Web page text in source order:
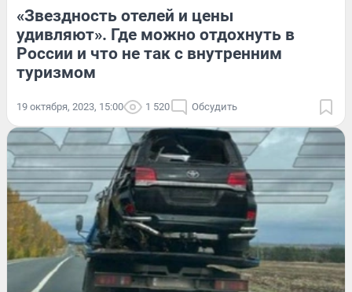
«Звездность отелей и цены
удивляют». Где можно отдохнуть в
России и что не так с внутренним
туризмом
19 октября, 2023, 15:00 1 520 Обсудить